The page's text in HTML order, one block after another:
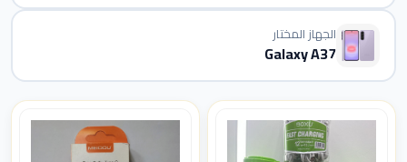
الجهاز المختار
Galaxy A37